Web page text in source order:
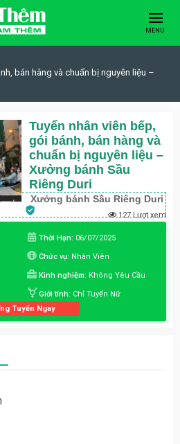
MENU
bán hàng và chuẩn bị nguyên liệu –
Tuyển nhân viên bếp,
gói bánh, bán hàng và
chuẩn bị nguyên liệu –
Xưởng bánh Sầu
Riêng Duri
Xưởng bánh Sầu Riêng Duri
127 Lượt xem
Thời Hạn: 06/07/2025
Chức vụ: Nhân Viên
Kinh nghiệm: Không Yêu Cầu
Giới tính: Chỉ Tuyển Nữ
Tuyển Ngay